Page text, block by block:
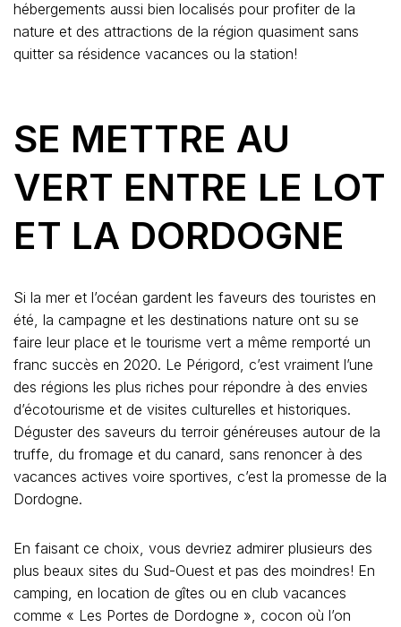
hébergements aussi bien localisés pour profiter de la
nature et des attractions de la région quasiment sans
quitter sa résidence vacances ou la station!
SE METTRE AU
VERT ENTRE LE LOT
ET LA DORDOGNE
Si la mer et l’océan gardent les faveurs des touristes en
été, la campagne et les destinations nature ont su se
faire leur place et le tourisme vert a même remporté un
franc succès en 2020. Le Périgord, c’est vraiment l’une
des régions les plus riches pour répondre à des envies
d’écotourisme et de visites culturelles et historiques.
Déguster des saveurs du terroir généreuses autour de la
truffe, du fromage et du canard, sans renoncer à des
vacances actives voire sportives, c’est la promesse de la
Dordogne.
En faisant ce choix, vous devriez admirer plusieurs des
plus beaux sites du Sud-Ouest et pas des moindres! En
camping, en location de gîtes ou en club vacances
comme « Les Portes de Dordogne », cocon où l’on